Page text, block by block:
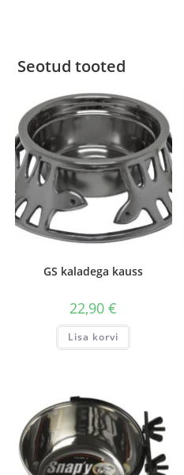
Seotud tooted
GS kaladega kauss
22,90€
Lisa korvi